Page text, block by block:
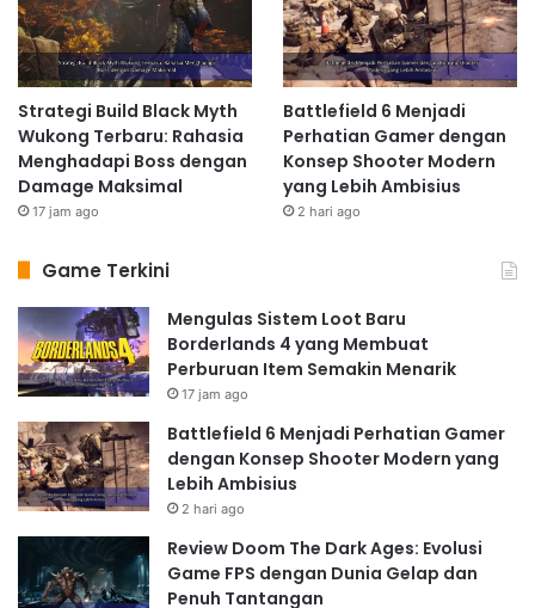
Strategi Build Black Myth
Wukong Terbaru: Rahasia
Menghadapi Boss dengan
Damage Maksimal
17 jam ago
Battlefield 6 Menjadi
Perhatian Gamer dengan
Konsep Shooter Modern
yang Lebih Ambisius
2 hari ago
Game Terkini
Mengulas Sistem Loot Baru
Borderlands 4 yang Membuat
Perburuan Item Semakin Menarik
17 jam ago
Battlefield 6 Menjadi Perhatian Gamer
dengan Konsep Shooter Modern yang
Lebih Ambisius
2 hari ago
Review Doom The Dark Ages: Evolusi
Game FPS dengan Dunia Gelap dan
Penuh Tantangan